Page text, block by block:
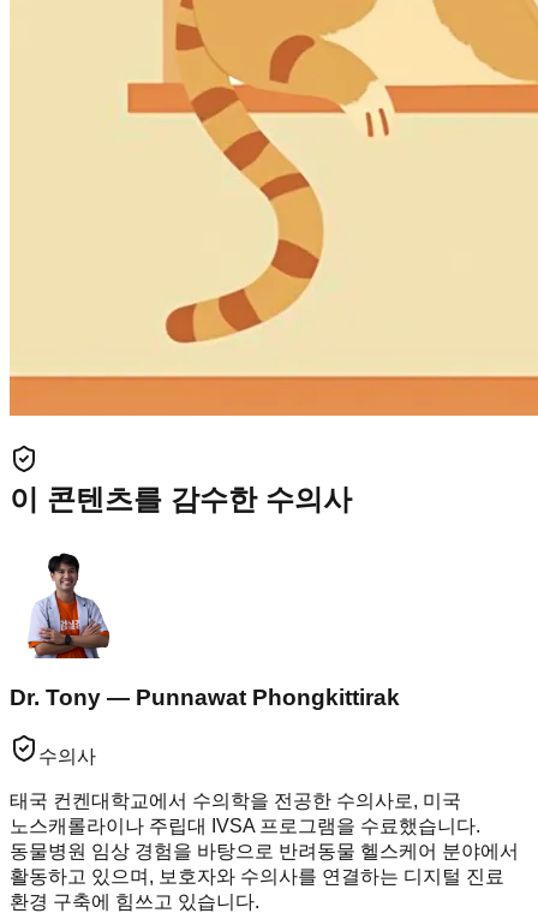
이 콘텐츠를 감수한 수의사
Dr. Tony — Punnawat Phongkittirak
수의사
태국 컨켄대학교에서 수의학을 전공한 수의사로, 미국
노스캐롤라이나 주립대 IVSA 프로그램을 수료했습니다.
동물병원 임상 경험을 바탕으로 반려동물 헬스케어 분야에서
활동하고 있으며, 보호자와 수의사를 연결하는 디지털 진료
환경 구축에 힘쓰고 있습니다.